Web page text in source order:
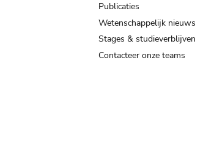
Publicaties
Wetenschappelijk nieuws
Stages & studieverblijven
Contacteer onze teams